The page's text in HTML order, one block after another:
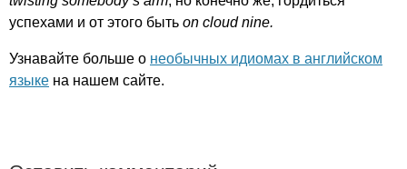
успехами и от этого быть on cloud nine.
Узнавайте больше о необычных идиомах в английском
языке на нашем сайте.